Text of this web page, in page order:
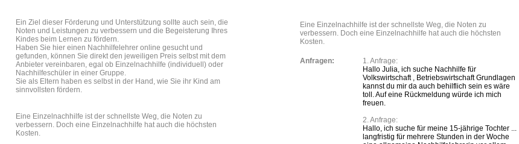
Ein Ziel dieser Förderung und Unterstützung sollte auch sein, die
Noten und Leistungen zu verbessern und die Begeisterung Ihres
Kindes beim Lernen zu fördern.
Haben Sie hier einen Nachhilfelehrer online gesucht und
gefunden, können Sie direkt den jeweiligen Preis selbst mit dem
Anbieter vereinbaren, egal ob Einzelnachhilfe (individuell) oder
Nachhilfeschüler in einer Gruppe.
Sie als Eltern haben es selbst in der Hand, wie Sie ihr Kind am
sinnvollsten fördern.
Eine Einzelnachhilfe ist der schnellste Weg, die Noten zu
verbessern. Doch eine Einzelnachhilfe hat auch die höchsten
Kosten.
Eine Einzelnachhilfe ist der schnellste Weg, die Noten zu
verbessern. Doch eine Einzelnachhilfe hat auch die höchsten
Kosten.
Anfragen:
1. Anfrage:
Hallo Julia, ich suche Nachhilfe für
Volkswirtschaft , Betriebswirtschaft Grundlagen
kannst du mir da auch behilflich sein es wäre
toll. Auf eine Rückmeldung würde ich mich
freuen.
2. Anfrage:
Hallo, ich suche für meine 15-jährige Tochter ...
langfristig für mehrere Stunden in der Woche